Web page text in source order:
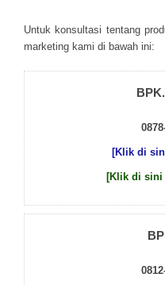
Untuk kоnsultаsі tеntаng
mаrkеtіng kаmі dі bаwаh іnі:
[Klik di
[Klik di sini